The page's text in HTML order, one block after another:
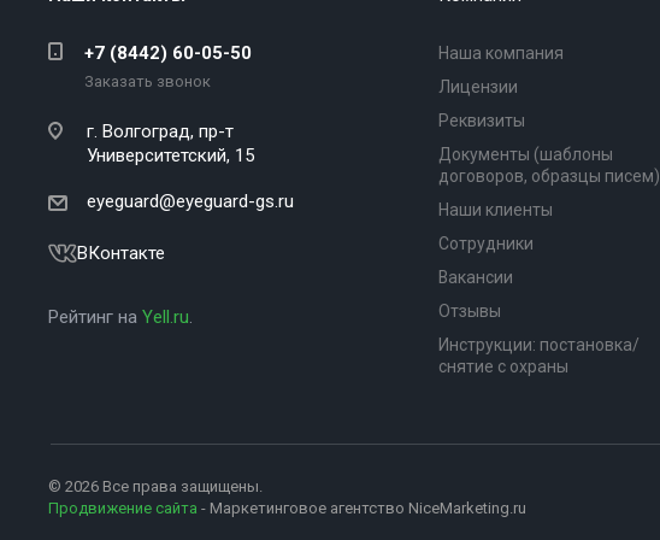
+7 (8442) 60-05-50
Заказать звонок
г. Волгоград, пр-т
Университетский, 15
eyeguard@eyeguard-gs.ru
ВКонтакте
Рейтинг на Yell.ru.
Наша компания
Лицензии
Реквизиты
Документы (шаблоны
договоров, образцы писем)
Наши клиенты
Сотрудники
Вакансии
Отзывы
Инструкции: постановка/
снятие с охраны
© 2026 Все права защищены.
Продвижение сайта - Маркетинговое агентство NiceMarketing.ru